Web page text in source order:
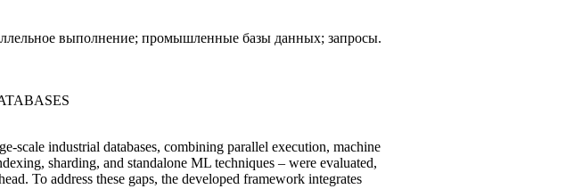
выполнение; промышленные базы данных; запросы.
scale industrial databases, combining parallel execution, machine
sharding, and standalone ML techniques – were evaluated,
To address these gaps, the developed framework integrates